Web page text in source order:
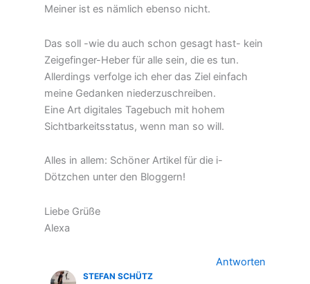
Meiner ist es nämlich ebenso nicht.
Das soll -wie du auch schon gesagt hast- kein
Zeigefinger-Heber für alle sein, die es tun.
Allerdings verfolge ich eher das Ziel einfach
meine Gedanken niederzuschreiben.
Eine Art digitales Tagebuch mit hohem
Sichtbarkeitsstatus, wenn man so will.
Alles in allem: Schöner Artikel für die i-
Dötzchen unter den Bloggern!
Liebe Grüße
Alexa
Antworten
STEFAN SCHÜTZ